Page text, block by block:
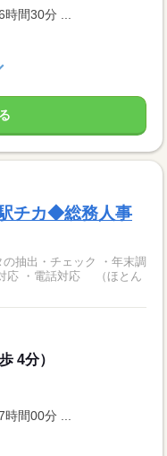
間30分 ...
チカ◆総務人事
抽出・チェック ・年末調
応 ・電話対応 （ほとん
4分）
間00分 ...